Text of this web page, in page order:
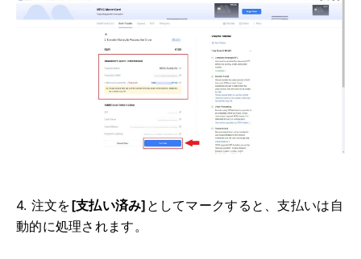
4. 注文を[支払い済み] としてマークすると、支払いは自
動的に処理されます。